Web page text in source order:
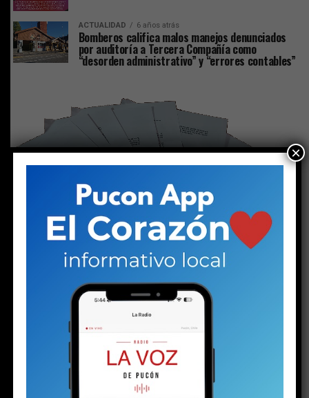
ACTUALIDAD 6 años atrás
Bomberos califica malos manejos denunciados
por auditoría a Tercera Compañía como
“desorden administrativo” y “errores contables”
6 años atrás
Fiscalía de Pucón abre causa penal
por malos manejos de dineros en la
Tercera Compañía de Bomberos
×